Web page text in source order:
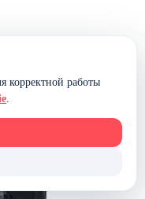
корректной работы
.